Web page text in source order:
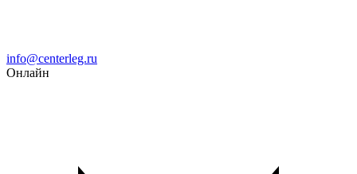
Email
info@centerleg.ru
Онлайн